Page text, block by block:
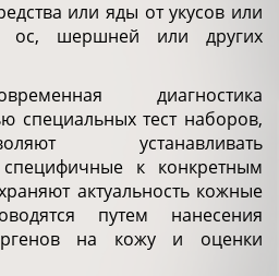
или яды от укусов или
ос, шершней или других
диагностика
специальных тест наборов,
устанавливать
к конкретным
актуальность кожные
путем нанесения
на кожу и оценки